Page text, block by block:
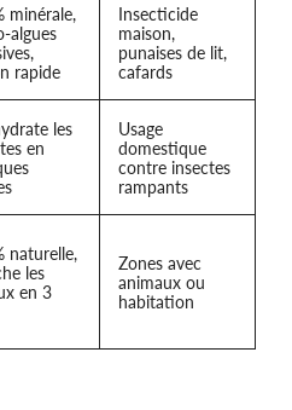
minérale,
algues
rapide
Insecticide
maison,
punaises de lit,
cafards
les
en
Usage
domestique
contre insectes
rampants
naturelle,
les
en 3
Zones avec
animaux ou
habitation